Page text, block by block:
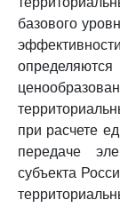
базового
при расчете
передаче
субъекта